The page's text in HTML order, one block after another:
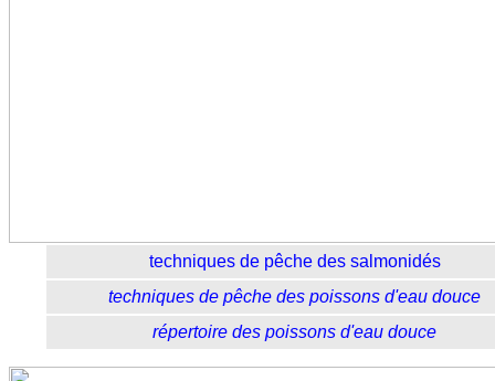
techniques de pêche des salmonidés
techniques de pêche des poissons d'eau douce
répertoire des poissons d'eau douce